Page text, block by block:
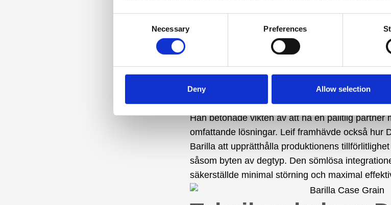
Necessary Preferences
Deny Allow selection
Insikter från Leif
DISAB-fördelen
I en intervju delade Leif Öster sitt perspektiv på
Han betonade vikten av att ha en pålitlig partner
omfattande lösningar. Leif framhävde också hur
Barilla att upprätthålla produktionens
såsom byten av degtyp. Den sömlösa
säkerställde minimal störning och maximal